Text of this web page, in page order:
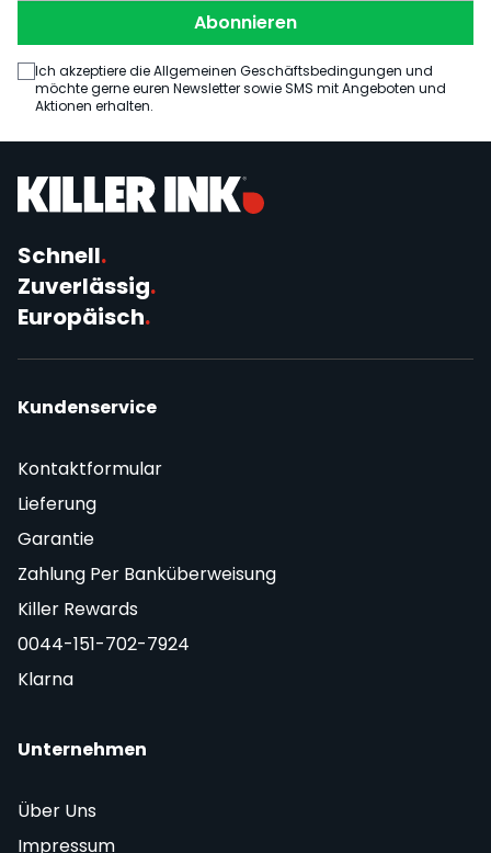
Abonnieren
Ich akzeptiere die Allgemeinen Geschäftsbedingungen und
möchte gerne euren Newsletter sowie SMS mit Angeboten und
Aktionen erhalten.
Schnell.
Zuverlässig.
Europäisch.
Kundenservice
Kontaktformular
Lieferung
Garantie
Zahlung Per Banküberweisung
Killer Rewards
0044-151-702-7924
Klarna
Unternehmen
Über Uns
Impressum